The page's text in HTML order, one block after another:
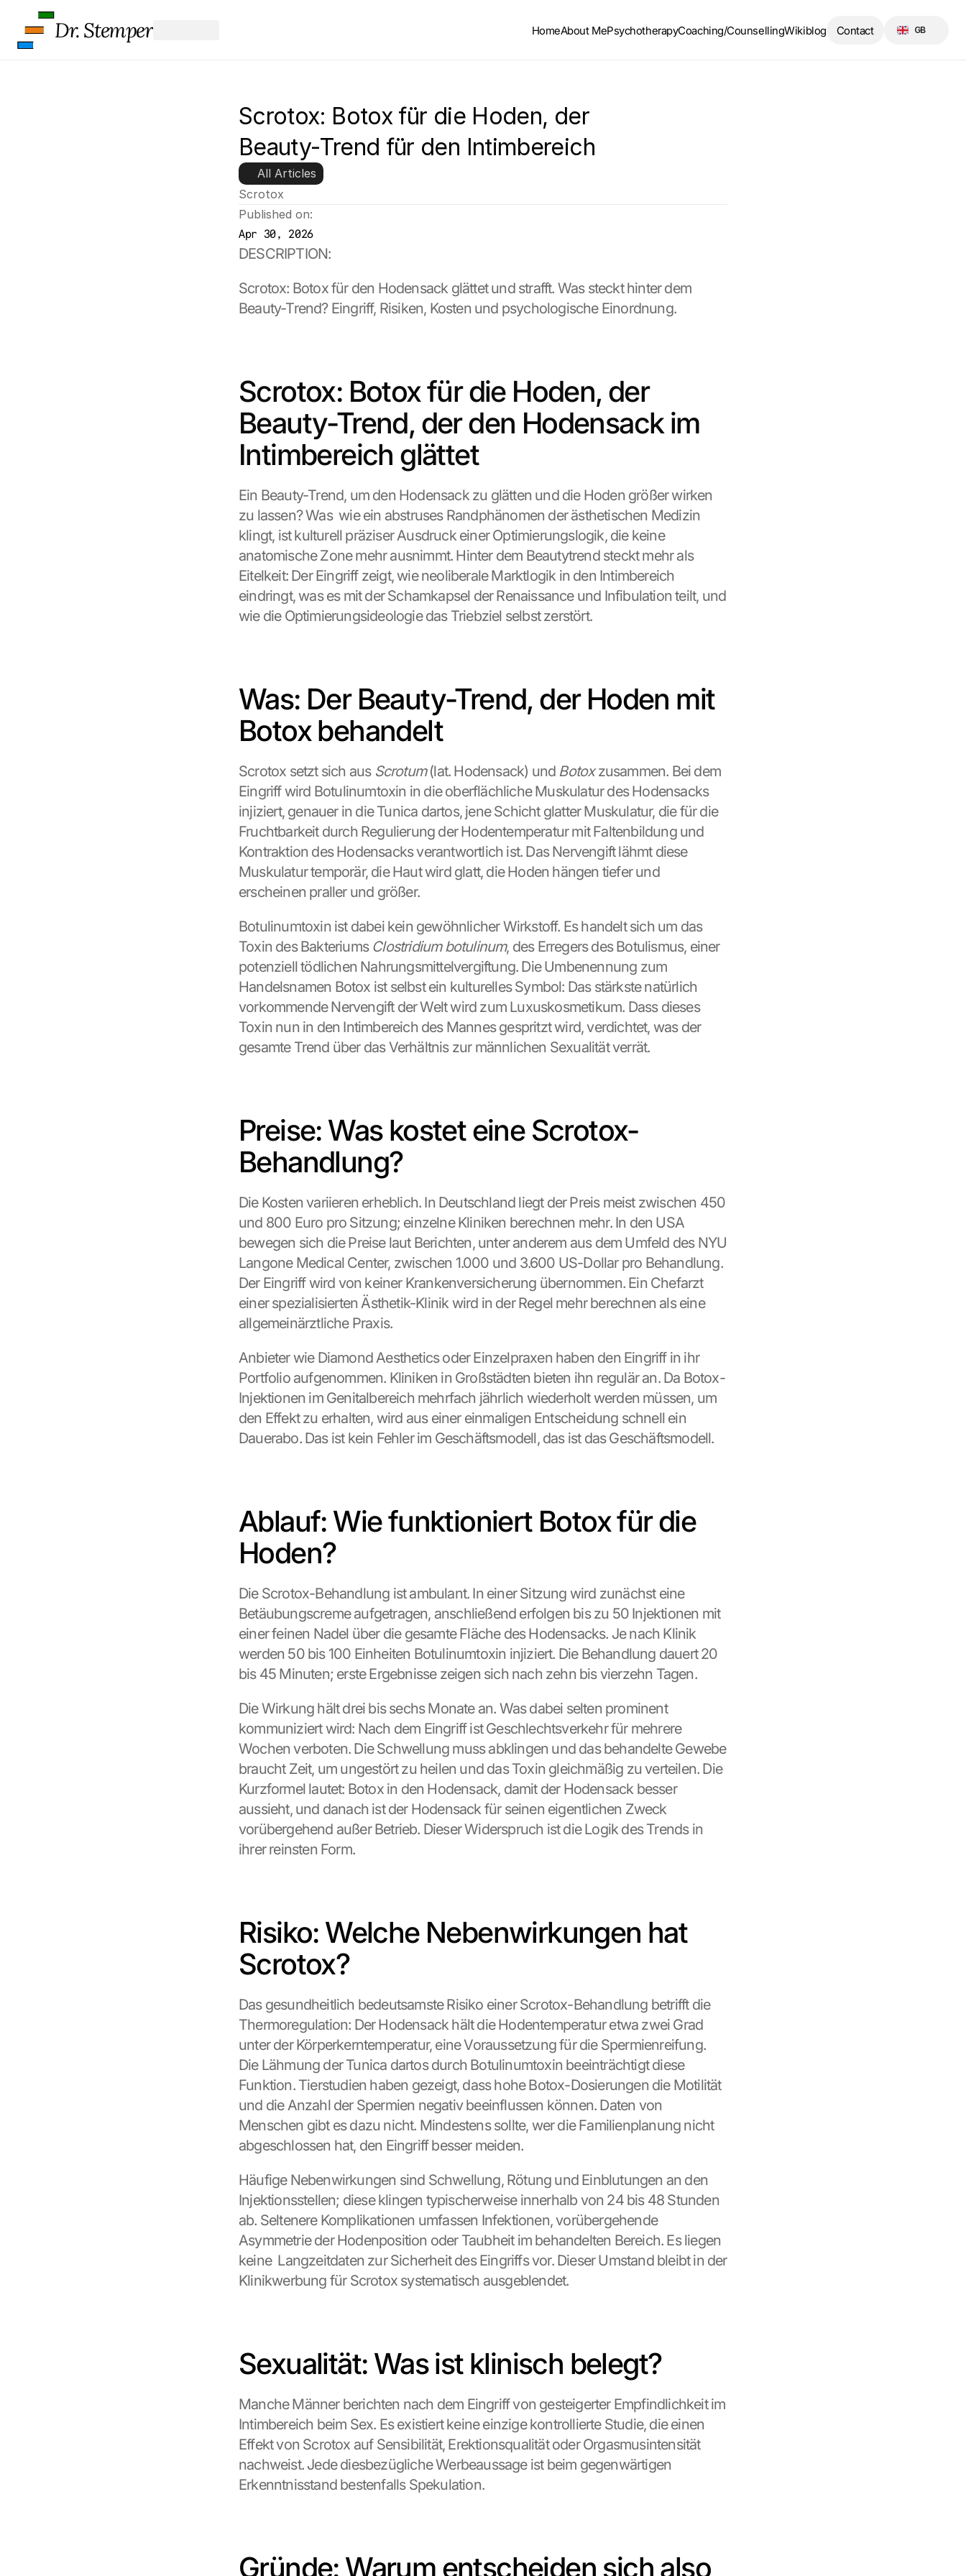
Scrotox: Botox für die Hoden, der
Beauty-Trend für den Intimbereich
All Articles
Scrotox
Published on:
Apr 30, 2026
DESCRIPTION:
Scrotox: Botox für den Hodensack glättet und strafft. Was steckt hinter dem
Beauty-Trend? Eingriff, Risiken, Kosten und psychologische Einordnung.
Scrotox: Botox für die Hoden, der
Beauty-Trend, der den Hodensack im
Intimbereich glättet
Ein Beauty-Trend, um den Hodensack zu glätten und die Hoden größer wirken
zu lassen? Was  wie ein abstruses Randphänomen der ästhetischen Medizin
klingt, ist kulturell präziser Ausdruck einer Optimierungslogik, die keine
anatomische Zone mehr ausnimmt. Hinter dem Beautytrend steckt mehr als
Eitelkeit: Der Eingriff zeigt, wie neoliberale Marktlogik in den Intimbereich
eindringt, was es mit der Schamkapsel der Renaissance und Infibulation teilt, und
wie die Optimierungsideologie das Triebziel selbst zerstört.
Was: Der Beauty-Trend, der Hoden mit
Botox behandelt
Scrotox setzt sich aus Scrotum (lat. Hodensack) und Botox zusammen. Bei dem
Eingriff wird Botulinumtoxin in die oberflächliche Muskulatur des Hodensacks
injiziert, genauer in die Tunica dartos, jene Schicht glatter Muskulatur, die für die
Fruchtbarkeit durch Regulierung der Hodentemperatur mit Faltenbildung und
Kontraktion des Hodensacks verantwortlich ist. Das Nervengift lähmt diese
Muskulatur temporär, die Haut wird glatt, die Hoden hängen tiefer und
erscheinen praller und größer.
Botulinumtoxin ist dabei kein gewöhnlicher Wirkstoff. Es handelt sich um das
Toxin des Bakteriums Clostridium botulinum, des Erregers des Botulismus, einer
potenziell tödlichen Nahrungsmittelvergiftung. Die Umbenennung zum
Handelsnamen Botox ist selbst ein kulturelles Symbol: Das stärkste natürlich
vorkommende Nervengift der Welt wird zum Luxuskosmetikum. Dass dieses
Toxin nun in den Intimbereich des Mannes gespritzt wird, verdichtet, was der
gesamte Trend über das Verhältnis zur männlichen Sexualität verrät.
Preise: Was kostet eine Scrotox-
Behandlung?
Die Kosten variieren erheblich. In Deutschland liegt der Preis meist zwischen 450
und 800 Euro pro Sitzung; einzelne Kliniken berechnen mehr. In den USA
bewegen sich die Preise laut Berichten, unter anderem aus dem Umfeld des NYU
Langone Medical Center, zwischen 1.000 und 3.600 US-Dollar pro Behandlung.
Der Eingriff wird von keiner Krankenversicherung übernommen. Ein Chefarzt
einer spezialisierten Ästhetik-Klinik wird in der Regel mehr berechnen als eine
allgemeinärztliche Praxis.
Anbieter wie Diamond Aesthetics oder Einzelpraxen haben den Eingriff in ihr
Portfolio aufgenommen. Kliniken in Großstädten bieten ihn regulär an. Da Botox-
Injektionen im Genitalbereich mehrfach jährlich wiederholt werden müssen, um
den Effekt zu erhalten, wird aus einer einmaligen Entscheidung schnell ein
Dauerabo. Das ist kein Fehler im Geschäftsmodell, das ist das Geschäftsmodell.
Ablauf: Wie funktioniert Botox für die
Hoden?
Die Scrotox-Behandlung ist ambulant. In einer Sitzung wird zunächst eine
Betäubungscreme aufgetragen, anschließend erfolgen bis zu 50 Injektionen mit
einer feinen Nadel über die gesamte Fläche des Hodensacks. Je nach Klinik
werden 50 bis 100 Einheiten Botulinumtoxin injiziert. Die Behandlung dauert 20
bis 45 Minuten; erste Ergebnisse zeigen sich nach zehn bis vierzehn Tagen.
Die Wirkung hält drei bis sechs Monate an. Was dabei selten prominent
kommuniziert wird: Nach dem Eingriff ist Geschlechtsverkehr für mehrere
Wochen verboten. Die Schwellung muss abklingen und das behandelte Gewebe
braucht Zeit, um ungestört zu heilen und das Toxin gleichmäßig zu verteilen. Die
Kurzformel lautet: Botox in den Hodensack, damit der Hodensack besser
aussieht, und danach ist der Hodensack für seinen eigentlichen Zweck
vorübergehend außer Betrieb. Dieser Widerspruch ist die Logik des Trends in
ihrer reinsten Form.
Risiko: Welche Nebenwirkungen hat
Scrotox?
Das gesundheitlich bedeutsamste Risiko einer Scrotox-Behandlung betrifft die
Thermoregulation: Der Hodensack hält die Hodentemperatur etwa zwei Grad
unter der Körperkerntemperatur, eine Voraussetzung für die Spermienreifung.
Die Lähmung der Tunica dartos durch Botulinumtoxin beeinträchtigt diese
Funktion. Tierstudien haben gezeigt, dass hohe Botox-Dosierungen die Motilität
und die Anzahl der Spermien negativ beeinflussen können. Daten von
Menschen gibt es dazu nicht. Mindestens sollte, wer die Familienplanung nicht
abgeschlossen hat, den Eingriff besser meiden.
Häufige Nebenwirkungen sind Schwellung, Rötung und Einblutungen an den
Injektionsstellen; diese klingen typischerweise innerhalb von 24 bis 48 Stunden
ab. Seltenere Komplikationen umfassen Infektionen, vorübergehende
Asymmetrie der Hodenposition oder Taubheit im behandelten Bereich. Es liegen
keine  Langzeitdaten zur Sicherheit des Eingriffs vor. Dieser Umstand bleibt in der
Klinikwerbung für Scrotox systematisch ausgeblendet.
Sexualität: Was ist klinisch belegt?
Manche Männer berichten nach dem Eingriff von gesteigerter Empfindlichkeit im
Intimbereich beim Sex. Es existiert keine einzige kontrollierte Studie, die einen
Effekt von Scrotox auf Sensibilität, Erektionsqualität oder Orgasmusintensität
nachweist. Jede diesbezügliche Werbeaussage ist beim gegenwärtigen
Erkenntnisstand bestenfalls Spekulation.
Gründe: Warum entscheiden sich also
Dr. Stemper HomeAbout MePsychotherapyCoaching/CounsellingWikiblog Contact GB